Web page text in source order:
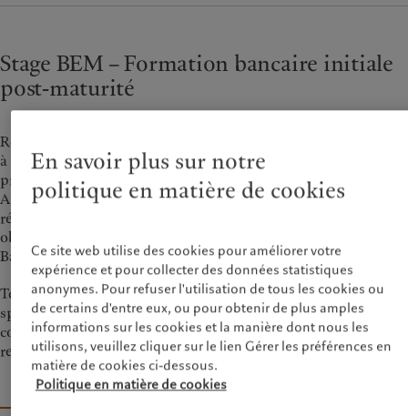
Stage BEM – Formation bancaire initiale
post-maturité
Rejoignez notre programme de formation de 24 mois, proposé
à Genève, qui vous permettra d’acquérir une expérience
précieuse et de développer vos compétences pour l’avenir.
Alors, pourquoi ne pas lancer votre carrière chez nous et
révéler votre potentiel? A l’issue de ce parcours, vous
obtiendrez le certificat de branche de l’Association Suisse des
Banquiers (ASB).
Tout au long de votre stage, vous travaillerez aux côtés de
spécialistes confirmés, qui vous transmettront leurs
connaissances, et vous assumerez vos premières
responsabilités professionnelles.
En savoir plus sur notre
politique en matière de cookies
Ce site web utilise des cookies pour améliorer votre
expérience et pour collecter des données statistiques
anonymes. Pour refuser l'utilisation de tous les cookies ou
de certains d'entre eux, ou pour obtenir de plus amples
informations sur les cookies et la manière dont nous les
utilisons, veuillez cliquer sur le lien Gérer les préférences en
matière de cookies ci-dessous.
Politique en matière de cookies